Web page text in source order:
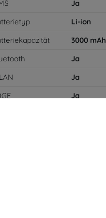
Ja
Li-ion
3000 mAh
Ja
Ja
Ja